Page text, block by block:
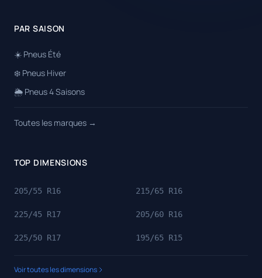
PAR SAISON
☀️ Pneus Été
❄️ Pneus Hiver
🌦️ Pneus 4 Saisons
Toutes les marques →
TOP DIMENSIONS
205/55 R16 215/65 R16
225/45 R17 205/60 R16
225/50 R17 195/65 R15
Voir toutes les dimensions